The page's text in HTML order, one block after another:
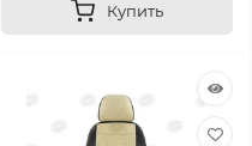
Купить